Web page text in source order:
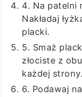
4. Na patelni
Nakładaj
placki.
5. Smaż
złociste z
każdej strony.
6. Podawaj